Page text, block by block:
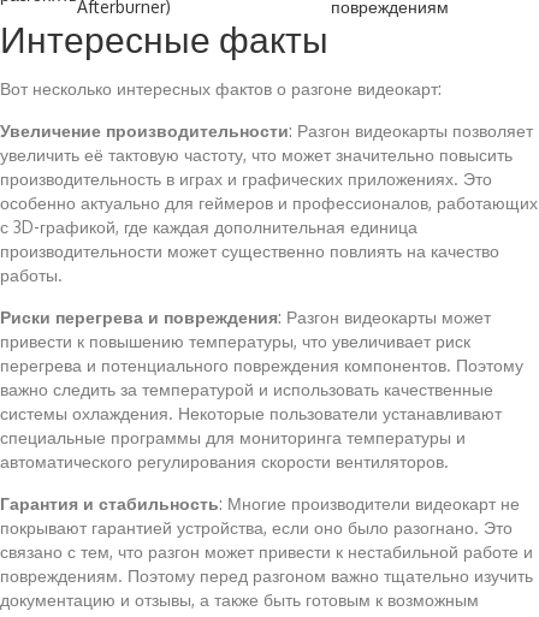
Afterburner) повреждениям
Интересные факты
Вот несколько интересных фактов о разгоне видеокарт:
Увеличение производительности: Разгон видеокарты позволяет
увеличить её тактовую частоту, что может значительно повысить
производительность в играх и графических приложениях. Это
особенно актуально для геймеров и профессионалов, работающих
с 3D-графикой, где каждая дополнительная единица
производительности может существенно повлиять на качество
работы.
Риски перегрева и повреждения: Разгон видеокарты может
привести к повышению температуры, что увеличивает риск
перегрева и потенциального повреждения компонентов. Поэтому
важно следить за температурой и использовать качественные
системы охлаждения. Некоторые пользователи устанавливают
специальные программы для мониторинга температуры и
автоматического регулирования скорости вентиляторов.
Гарантия и стабильность: Многие производители видеокарт не
покрывают гарантией устройства, если оно было разогнано. Это
связано с тем, что разгон может привести к нестабильной работе и
повреждениям. Поэтому перед разгоном важно тщательно изучить
документацию и отзывы, а также быть готовым к возможным